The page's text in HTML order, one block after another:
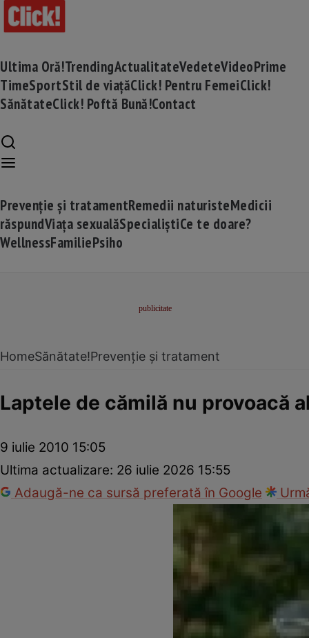
Ultima Oră!TrendingActualitateVedeteVideoPrime
TimeSportStil de viațăClick! Pentru FemeiClick!
SănătateClick! Poftă Bună!Contact
Prevenție și tratamentRemedii naturisteMedicii
răspundViața sexualăSpecialiștiCe te doare?
WellnessFamiliePsiho
HomeSănătate!Prevenție și tratament
Laptele de cămilă nu provoacă
9 iulie 2010 15:05
Ultima actualizare: 26 iulie 2026 15:55
Adaugă-ne ca sursă preferată în Google